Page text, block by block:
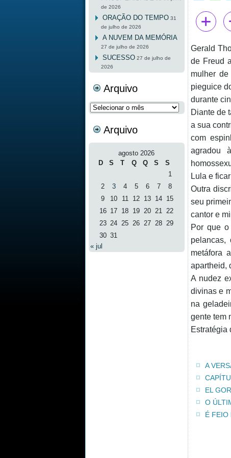
de 2026
ORAÇÃO DO TEMPO 31
de julho de 2026
A NUVEM DA MEMÓRIA
27 de julho de 2026
SUCESSO 27 de julho de
2026
Arquivo
Arquivo
Arquivo
agosto 2026
D
S T Q Q S
S
1
2
3 4 5 6 7
8
9
10 11 12 13 14 15
16 17 18 19 20 21 22
23 24 25 26 27 28 29
30 31
« jul
Gerald
de Freud
mulher
pieguice
durante
Diante de
a sua
com
agradou
Lula e
Outra
seu
cantor e
Por que
metáfora
apartheid,
A nudez
divinas e
na
gente tem
Estratégia
A
EL
O
É FEIO